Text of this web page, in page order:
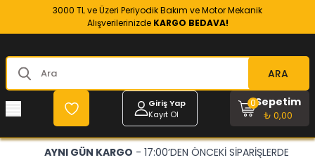
3000 TL ve Üzeri Periyodik Bakım ve Motor Mekanik
Alışverilerinizde KARGO BEDAVA!
ARA
Giriş Yap
Kayıt Ol
Sepetim
₺ 0,00
0
AYNI GÜN KARGO - 17:00’DEN ÖNCEKİ SİPARİŞLERDE